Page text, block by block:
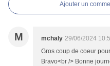
Ajouter un
M mchaly 29/06/2024
Gros coup de coeur
Bravo<br /> Bonne